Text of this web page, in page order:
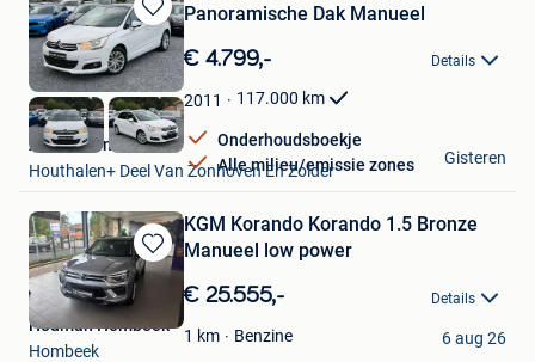
Bewaren
in
Mijn
Favorieten
Panoramische Dak Manueel
€ 4.799,- Details
2011 117.000 km
Onderhoudsboekje
Alle milieu/emissie zones
Auto's Carma
Houthalen+ Deel Van Zonhoven En Zolder
Gisteren
Bewaren
in
Mijn
Favorieten
KGM Korando Korando 1.5 Bronze
Manueel low power
€ 25.555,- Details
1 km Benzine
Houman Hombeek
Hombeek
6 aug 26